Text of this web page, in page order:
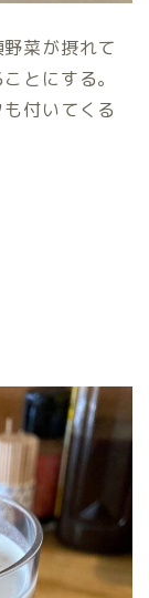
菜が摂れて
とにする。
付いてくる